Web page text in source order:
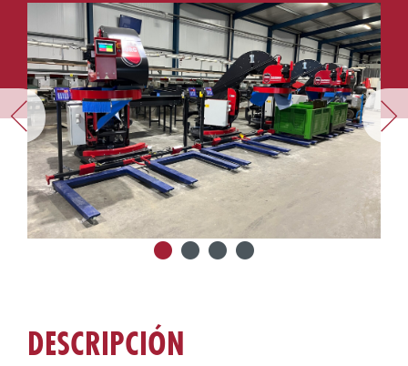
DESCRIPCIÓN